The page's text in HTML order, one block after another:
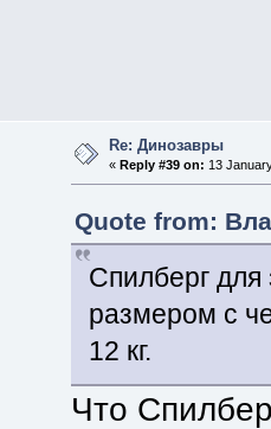
Re: Динозавры
«Reply #39 on: 13
Quote from:
Спилберг
размером с
12 кг.
Что